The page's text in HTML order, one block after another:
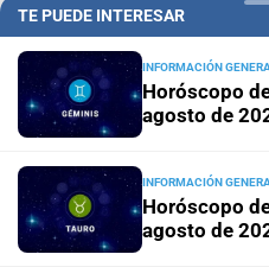
TE PUEDE INTERESAR
INFORMACIÓN
Horóscopo
agosto de
INFORMACIÓN
Horóscopo
agosto de